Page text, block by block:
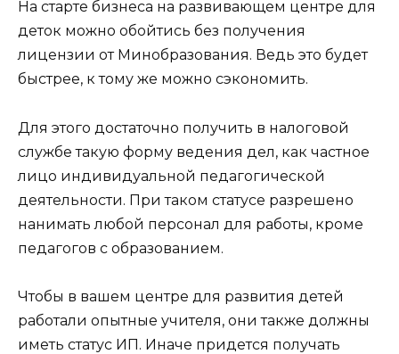
На старте бизнеса на развивающем центре для
деток можно обойтись без получения
лицензии от Минобразования. Ведь это будет
быстрее, к тому же можно сэкономить.
Для этого достаточно получить в налоговой
службе такую форму ведения дел, как частное
лицо индивидуальной педагогической
деятельности. При таком статусе разрешено
нанимать любой персонал для работы, кроме
педагогов с образованием.
Чтобы в вашем центре для развития детей
работали опытные учителя, они также должны
иметь статус ИП. Иначе придется получать